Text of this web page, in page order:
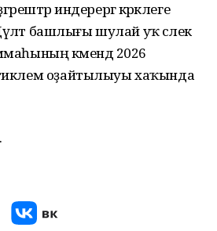
индерергә кәрәклеге
башлығы шулай уҡ әсәлек
кәмендә 2026
оҙайтылыуы хаҡында